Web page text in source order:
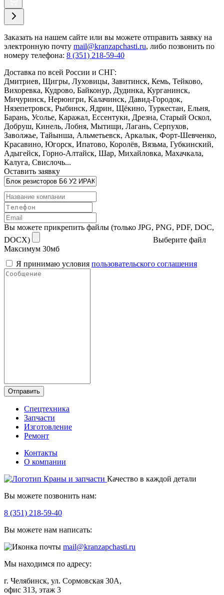
Заказать на нашем сайте или вы можете отправить заявку на
электронную почту mail@kranzapchasti.ru, либо позвонить по
номеру телефона: 8 (351) 218-59-40
Доставка по всей России и СНГ:
Дмитриев, Щигры, Луховицы, Завитинск, Кемь, Тейково,
Вихоревка, Кудрово, Байконур, Дудинка, Курганинск,
Мичуринск, Нерюнгри, Калачинск, Давид-Городок,
Нязепетровск, Рыбинск, Ядрин, Щёкино, Туркестан, Ельня,
Барань, Усолье, Каражал, Ессентуки, Дрезна, Старый Оскол,
Добруш, Кинель, Лобня, Мытищи, Лагань, Серпухов,
Заволжье, Тайынша, Альметьевск, Аркалык, Форт-Шевченко,
Красавино, Югорск, Ипатово, Королёв, Вязьма, Губкинский,
Адыгейск, Горно-Алтайск, Шар, Михайловка, Махачкала,
Калуга, Свислочь...
Оставить заявку
Вы можете прикрепить файлы (только JPG, PNG, PDF, DOC,
DOCX)
Выберите файл
Максимум 30мб
Я принимаю условия пользовательского соглашения
Отправить
Спецтехника
Запчасти
Изготовление
Ремонт
Контакты
О компании
Качество в каждой детали
Вы можете позвонить нам:
8 (351) 218-59-40
Вы можете нам написать:
mail@kranzapchasti.ru
Мы находимся по адресу:
г. Челябинск, ул. Сормовская 30А,
офис 313, этаж 3